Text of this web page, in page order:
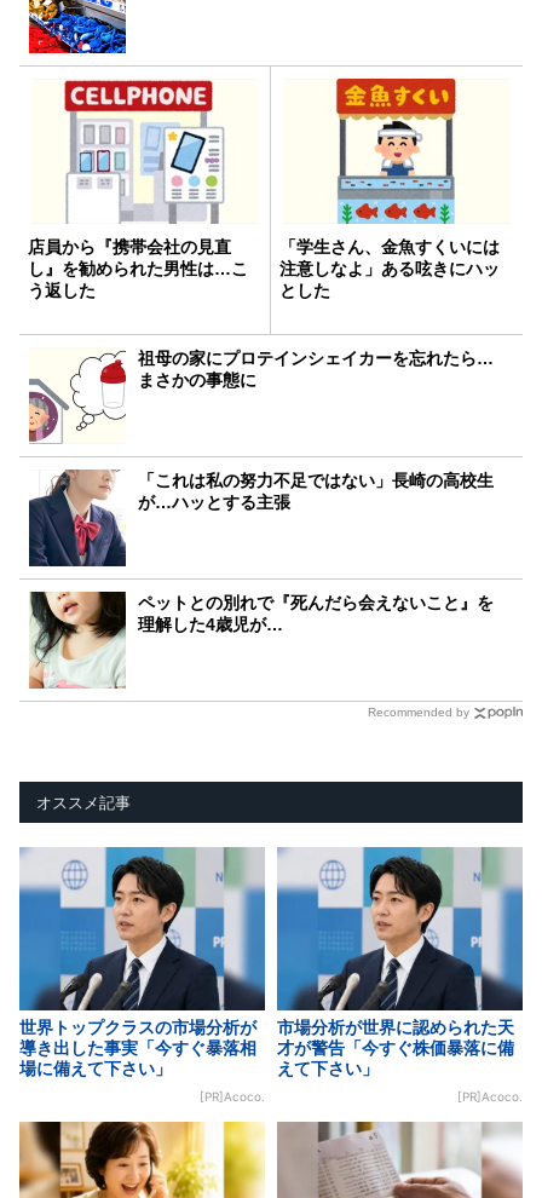
店員から『携帯会社の見直
し』を勧められた男性は…こ
う返した
「学生さん、金魚すくいには
注意しなよ」ある呟きにハッ
とした
祖母の家にプロテインシェイカーを忘れたら…
まさかの事態に
「これは私の努力不足ではない」長崎の高校生
が…ハッとする主張
ペットとの別れで『死んだら会えないこと』を
理解した4歳児が…
Recommended by
オススメ記事
世界トップクラスの市場分析が
導き出した事実「今すぐ暴落相
場に備えて下さい」
[PR]Acoco.
市場分析が世界に認められた天
才が警告「今すぐ株価暴落に備
えて下さい」
[PR]Acoco.